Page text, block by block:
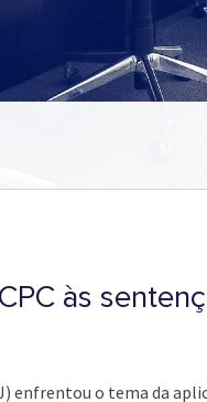
às
o tema da